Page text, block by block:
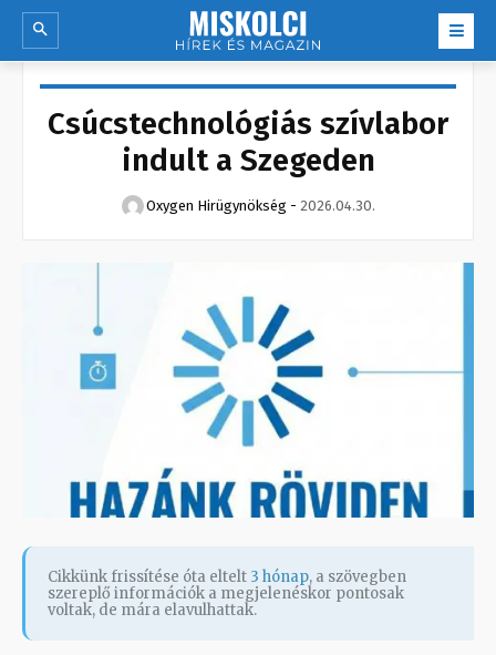
Csúcstechnológiás szívlabor
indult a Szegeden
Oxygen Hirügynökség - 2026.04.30.
Cikkünk frissítése óta eltelt 3 hónap, a szövegben
szereplő információk a megjelenéskor pontosak
voltak, de mára elavulhattak.